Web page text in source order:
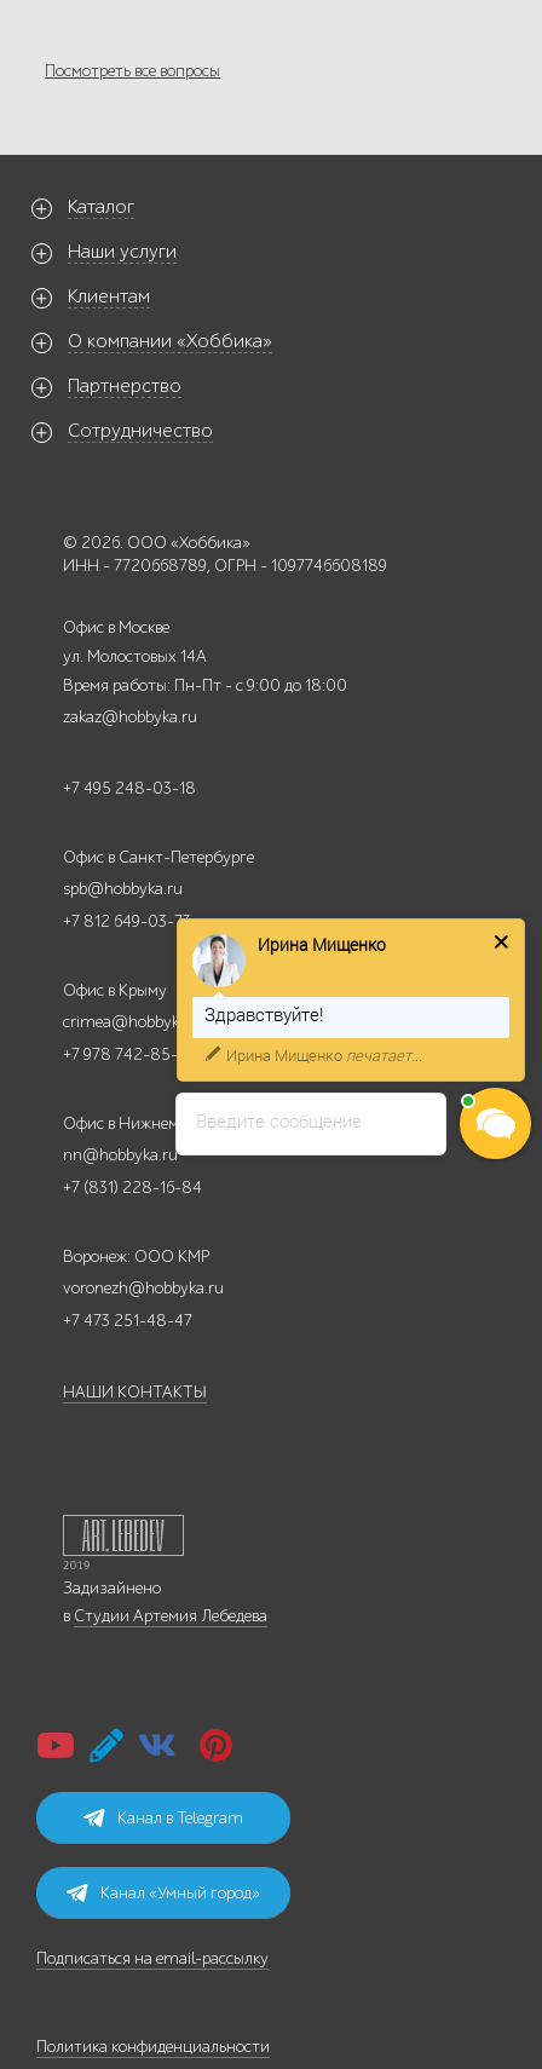
Посмотреть все вопросы
Каталог
Наши услуги
Клиентам
О компании «Хоббика»
Партнерство
Сотрудничество
© 2026. ООО «Хоббика»
ИНН - 7720668789, ОГРН - 1097746608189
Офис в Москве
ул. Молостовых 14А
Время работы: Пн-Пт - с 9:00 до 18:00
zakaz@hobbyka.ru
+7 495 248-03-18
Офис в Санкт-Петербурге
spb@hobbyka.ru
+7 812 649-03-73
Офис в Крыму
crimea@hobbyka.ru
+7 978 742-85-95
Офис в Нижнем Новгороде
nn@hobbyka.ru
+7 (831) 228-16-84
Воронеж: ООО КМР
voronezh@hobbyka.ru
+7 473 251-48-47
НАШИ КОНТАКТЫ
Задизайнено
в Студии Артемия Лебедева
Канал в Telegram
Канал «Умный город»
Подписаться на email-рассылку
Политика конфиденциальности
Введите сообщение
Ирина Мищенко
Здравствуйте!
Ирина Мищенко печатает...